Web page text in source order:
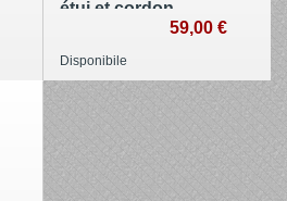
étui et cordon -
59,00 €
Disponibile